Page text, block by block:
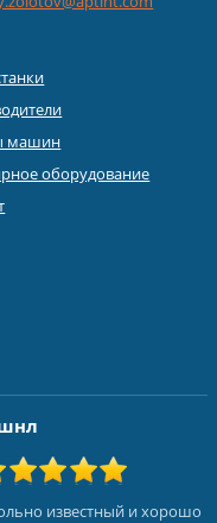
машин
оборудование
известный и хорошо